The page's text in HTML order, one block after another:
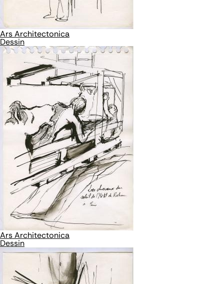
Ars Architectonica
Dessin
Ars Architectonica
Dessin